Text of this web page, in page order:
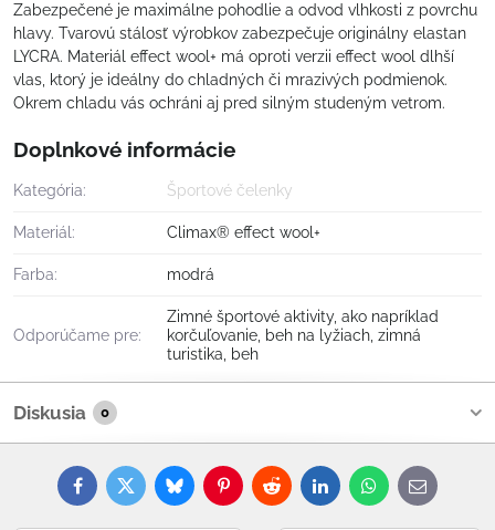
Zabezpečené je maximálne pohodlie a odvod vlhkosti z povrchu
hlavy. Tvarovú stálosť výrobkov zabezpečuje originálny elastan
LYCRA. Materiál effect wool+ má oproti verzii effect wool dlhší
vlas, ktorý je ideálny do chladných či mrazivých podmienok.
Okrem chladu vás ochráni aj pred silným studeným vetrom.
Doplnkové informácie
Kategória: Športové čelenky
Materiál: Climax® effect wool+
Farba: modrá
Odporúčame pre:
Zimné športové aktivity, ako napríklad
korčuľovanie, beh na lyžiach, zimná
turistika, beh
Diskusia 0
FacebookTwitterBlueskyPinterestRedditLinkedInWhatsApp
E-
mail